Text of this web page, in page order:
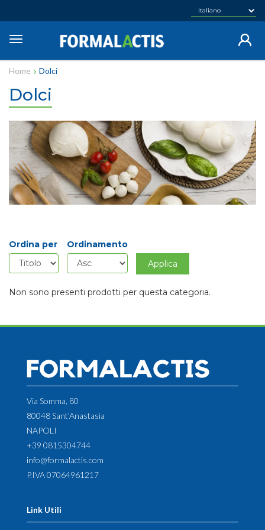
principale
Home Dolci
Dolci
Ordina per
Ordinamento
Applica
Non sono presenti prodotti per questa categoria.
Via Somma, 80
80048 Sant'Anastasia
NAPOLI
+39 0815304744
info@formalactis.com
P.IVA 07064961217
Link Utili